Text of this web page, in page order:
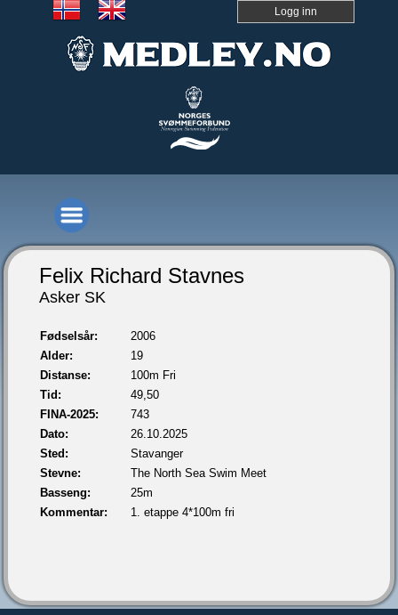
Logg inn
Felix Richard Stavnes
Asker SK
Fødselsår:
2006
Alder:
19
Distanse:
100m Fri
Tid:
49,50
FINA-2025:
743
Dato:
26.10.2025
Sted:
Stavanger
Stevne:
The North Sea Swim Meet
Basseng:
25m
Kommentar:
1. etappe 4*100m fri